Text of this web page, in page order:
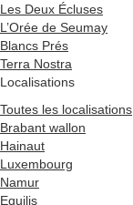
Les Deux Écluses
L’Orée de Seumay
Blancs Prés
Terra Nostra
Localisations
Toutes les localisations
Brabant wallon
Hainaut
Luxembourg
Namur
Equilis